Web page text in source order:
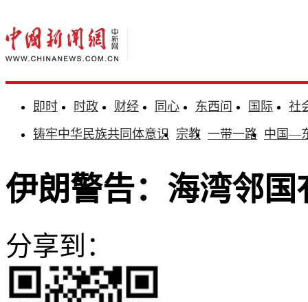
即时 时政 财经 同心 东西问 国际
社
铸牢中华民族共同体意识 宗教 一带一路 中国—
伊朗警告：海湾邻
分享到：